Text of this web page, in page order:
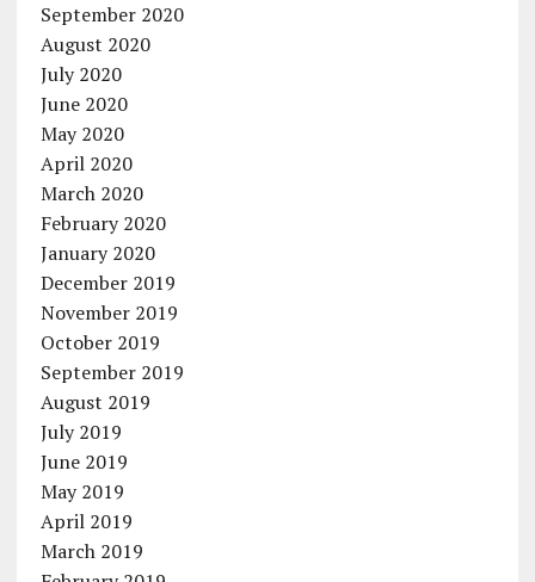
September 2020
August 2020
July 2020
June 2020
May 2020
April 2020
March 2020
February 2020
January 2020
December 2019
November 2019
October 2019
September 2019
August 2019
July 2019
June 2019
May 2019
April 2019
March 2019